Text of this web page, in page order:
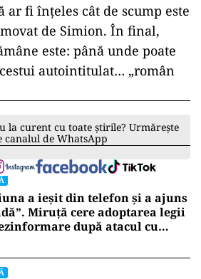
ar fi înțeles cât de scump este
de Simion. În final,
este: până unde poate
autointitulat… „român
la curent cu toate știrile? Urmărește
canalul de WhatsApp
a ieșit din telefon și a ajuns
Miruță cere adoptarea legii
după atacul cu